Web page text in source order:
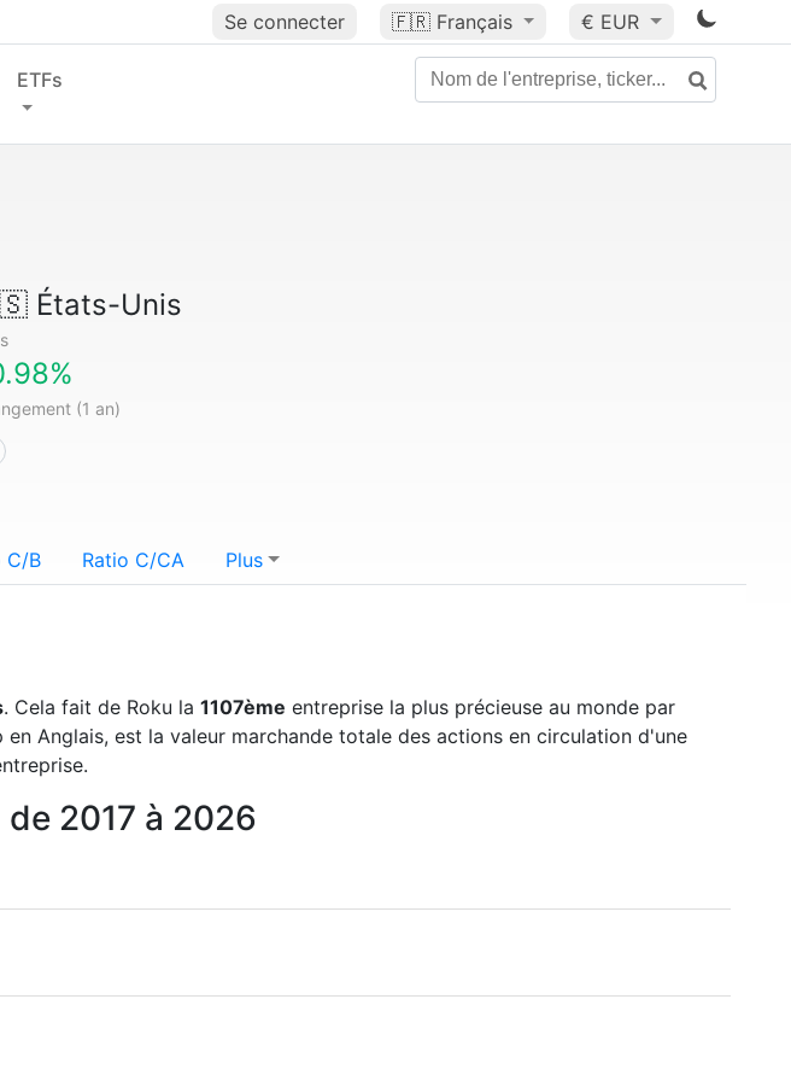
Se connecter 🇫🇷 Français € EUR
ETFs
États-Unis
(1 an)
C/B Ratio C/CA Plus
. Cela fait de Roku la 1107ème entreprise la plus précieuse au monde par
Anglais, est la valeur marchande totale des actions en circulation d'une
2017 à 2026